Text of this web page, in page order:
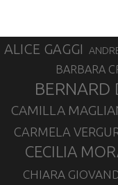
ALICE GAGGI
BARBARA
BERNARD
CAMILLA
CARMELA
CECILIA
CHIARA